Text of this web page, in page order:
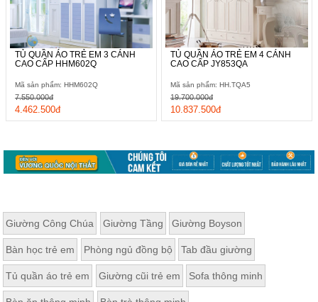
TỦ QUẦN ÁO TRẺ EM 3 CÁNH
CAO CẤP HHM602Q
Mã sản phẩm: HHM602Q
4.462.500đ
7.550.000đ
TỦ QUẦN ÁO TRẺ EM 4 CÁNH
CAO CẤP JY853QA
Mã sản phẩm: HH.TQA5
10.837.500đ
19.700.000đ
Giường Công Chúa Giường Tầng Giường Boyson
Bàn học trẻ em Phòng ngủ đồng bộ Tab đầu giường
Tủ quần áo trẻ em Giường cũi trẻ em Sofa thông minh